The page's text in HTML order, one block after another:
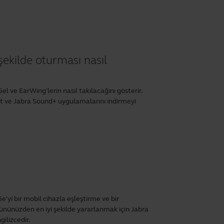
oturması nasıl
ve EarWing'lerin nasıl takılacağını gösterir.
veJabra Sound+ uygulamalarını indirmeyi
bir mobil cihazla eşleştirme ve bir
en iyi şekilde yararlanmak içinJabra